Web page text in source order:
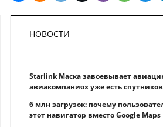
НОВОСТИ
Starlink Маска завоевывает
авиакомпаниях уже есть
6 млн загрузок: почему
этот навигатор вместо Google Maps